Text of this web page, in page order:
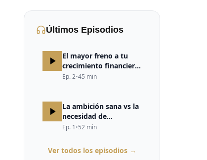
Últimos Episodios
El mayor freno a tu
crecimiento financiero
no está en el mercado,
oportunidades. Está en
tu cerebro.
Ep.2•45 min
La ambición sana vs la
necesidad de
validación
Ep. 1•52 min
Ver todos los episodios →